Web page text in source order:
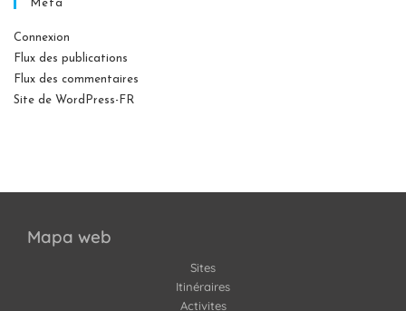
Meta
Connexion
Flux des publications
Flux des commentaires
Site de WordPress-FR
Mapa web
Sites
Itinéraires
Activites